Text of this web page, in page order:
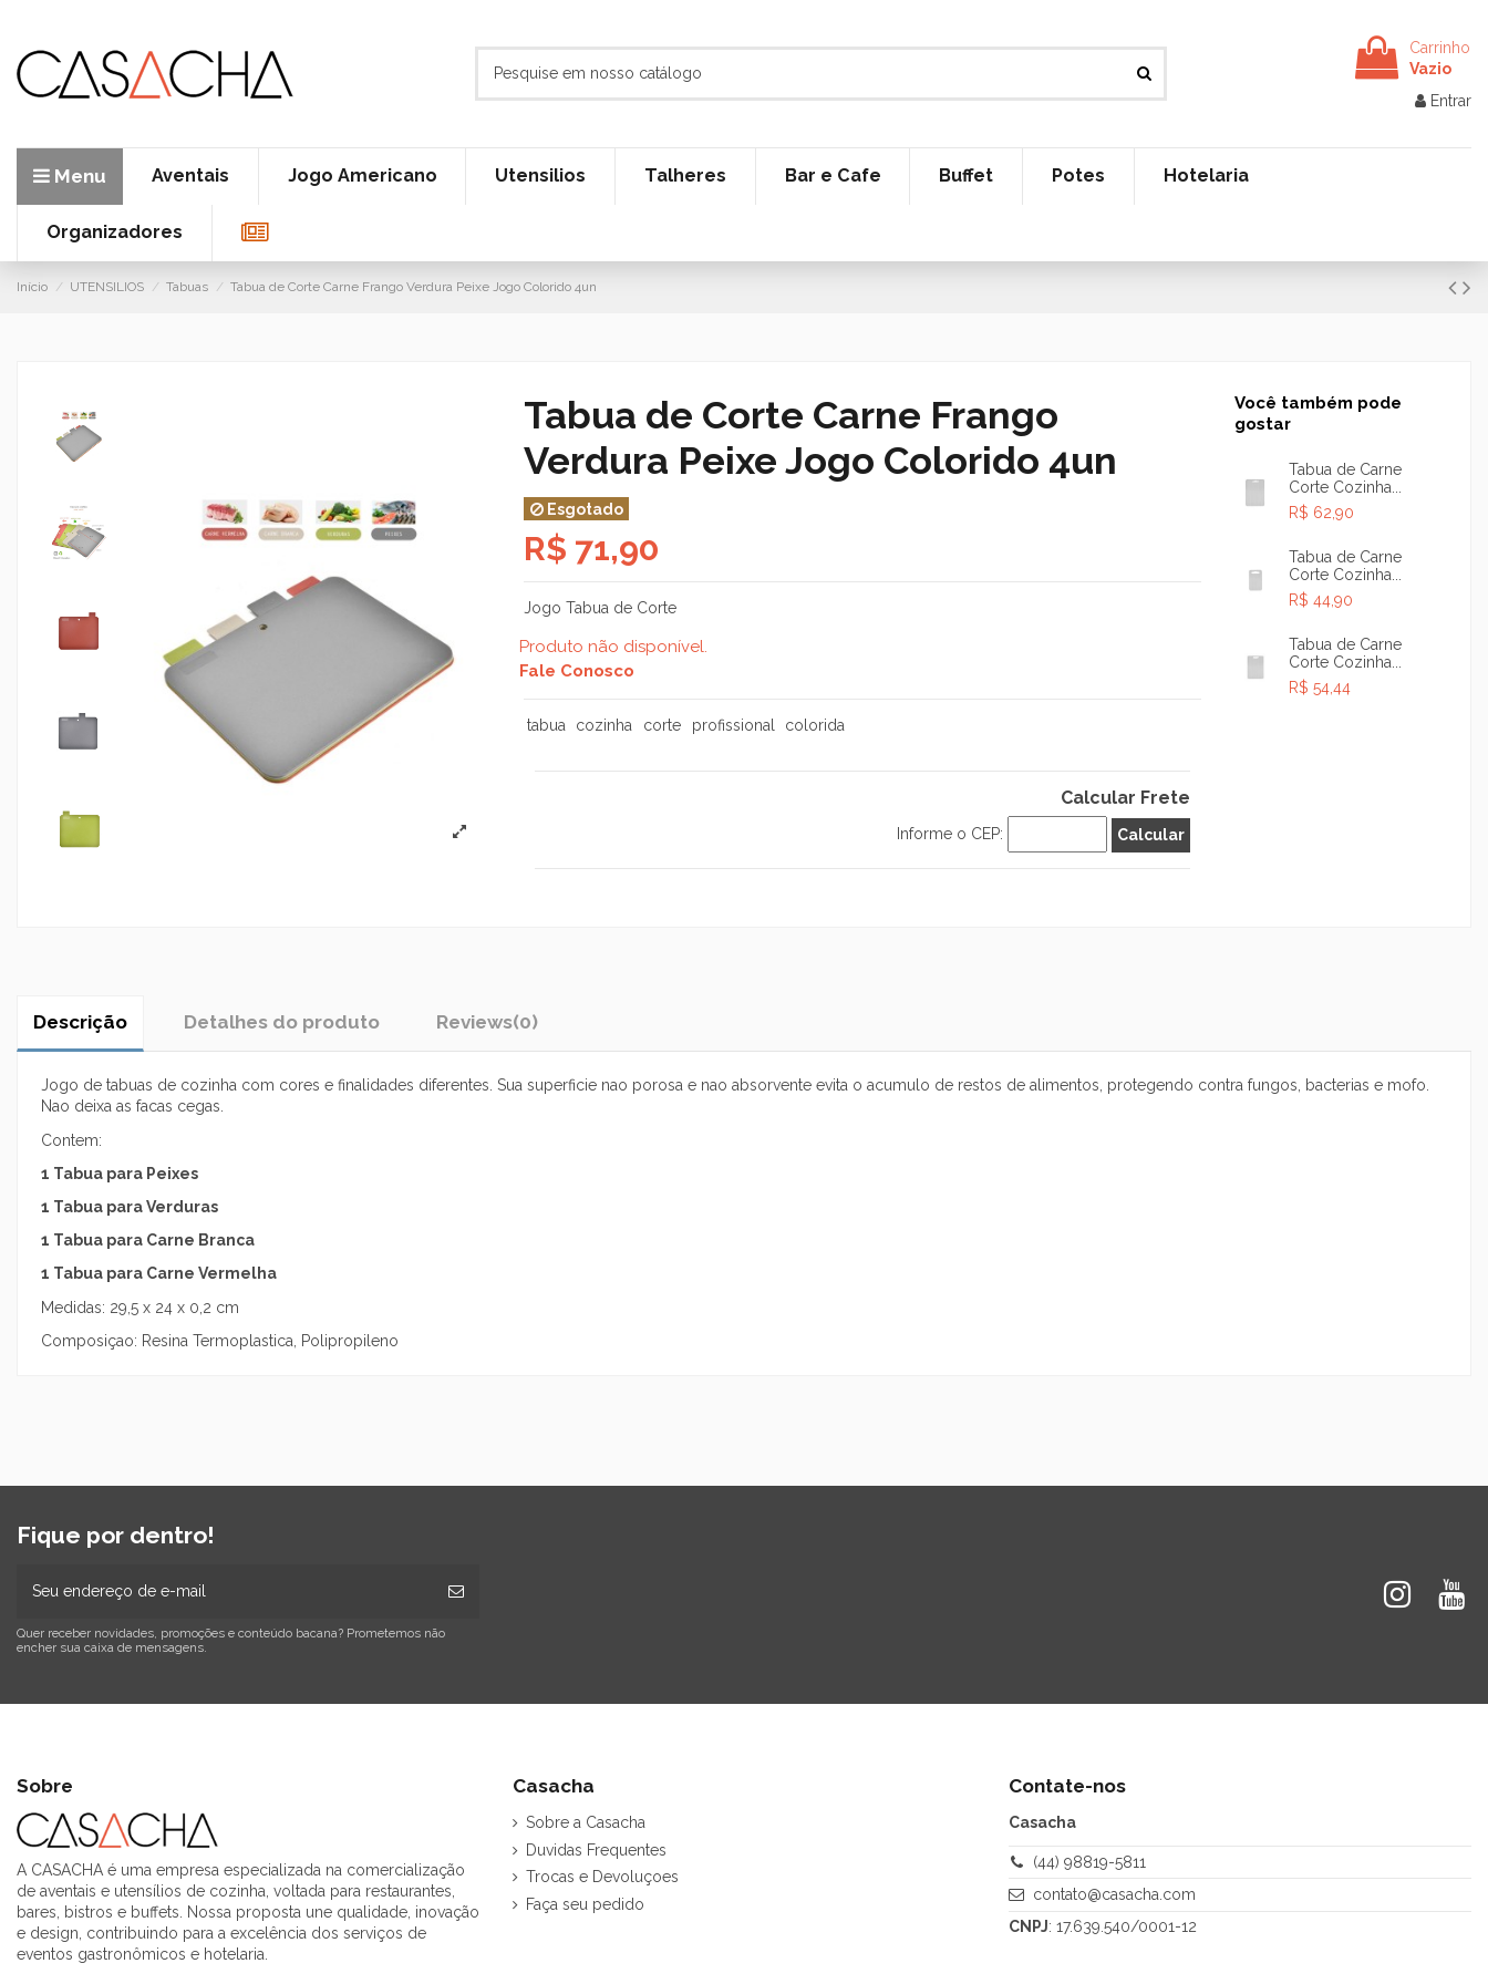
Carrinho
Vazio
Entrar
Menu Aventais Jogo Americano Utensilios Talheres Bar e Cafe Buffet Potes Hotelaria
Organizadores
Início UTENSILIOS Tabuas Tabua de Corte Carne Frango Verdura Peixe Jogo Colorido 4un
Tabua de Corte Carne Frango
Verdura Peixe Jogo Colorido 4un
Esgotado
R$ 71,90
Jogo Tabua de Corte
Produto não disponível.
Fale Conosco
tabua cozinha corte profissional colorida
Calcular Frete
Informe o CEP:
Você também pode
gostar
Tabua de Carne
Corte Cozinha...
R$ 62,90
Tabua de Carne
Corte Cozinha...
R$ 44,90
Tabua de Carne
Corte Cozinha...
R$ 54,44
Descrição Detalhes do produto Reviews(0)
Jogo de tabuas de cozinha com cores e finalidades diferentes. Sua superficie nao porosa e nao absorvente evita o acumulo de restos de alimentos, protegendo contra fungos, bacterias e mofo.
Nao deixa as facas cegas.
Contem:
1 Tabua para Peixes
1 Tabua para Verduras
1 Tabua para Carne Branca
1 Tabua para Carne Vermelha
Medidas: 29,5 x 24 x 0,2 cm
Composiçao: Resina Termoplastica, Polipropileno
Fique por dentro!
Quer receber novidades, promoções e conteúdo bacana? Prometemos não
encher sua caixa de mensagens.
Sobre
A CASACHA é uma empresa especializada na comercialização
de aventais e utensílios de cozinha, voltada para restaurantes,
bares, bistros e buffets. Nossa proposta une qualidade, inovação
e design, contribuindo para a excelência dos serviços de
eventos gastronômicos e hotelaria.
Casacha
Sobre a Casacha
Duvidas Frequentes
Trocas e Devoluçoes
Faça seu pedido
Contate-nos
Casacha
(44) 98819-5811
contato@casacha.com
CNPJ: 17.639.540/0001-12